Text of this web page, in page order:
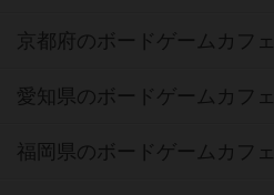
京都府のボードゲームカフェ
愛知県のボードゲームカフェ
福岡県のボードゲームカフェ